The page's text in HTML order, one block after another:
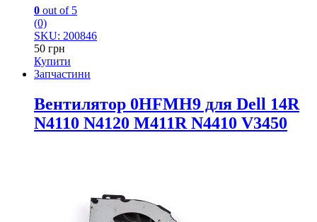
0 out of 5
(0)
SKU: 200846
50 грн
Купити
Запчастини
Вентилятор 0HFMH9 для Dell 14R
N4110 N4120 M411R N4410 V3450